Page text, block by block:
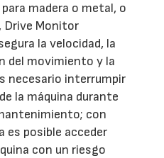
madera o metal, o
Drive Monitor
la velocidad, la
del movimiento y la
necesario interrumpir
la máquina durante
con
es posible acceder
con un riesgo